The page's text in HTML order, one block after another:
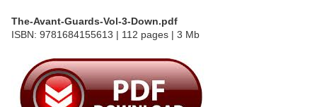
The-Avant-Guards-Vol-3-Down.pdf
ISBN: 9781684155613 | 112 pages | 3 Mb